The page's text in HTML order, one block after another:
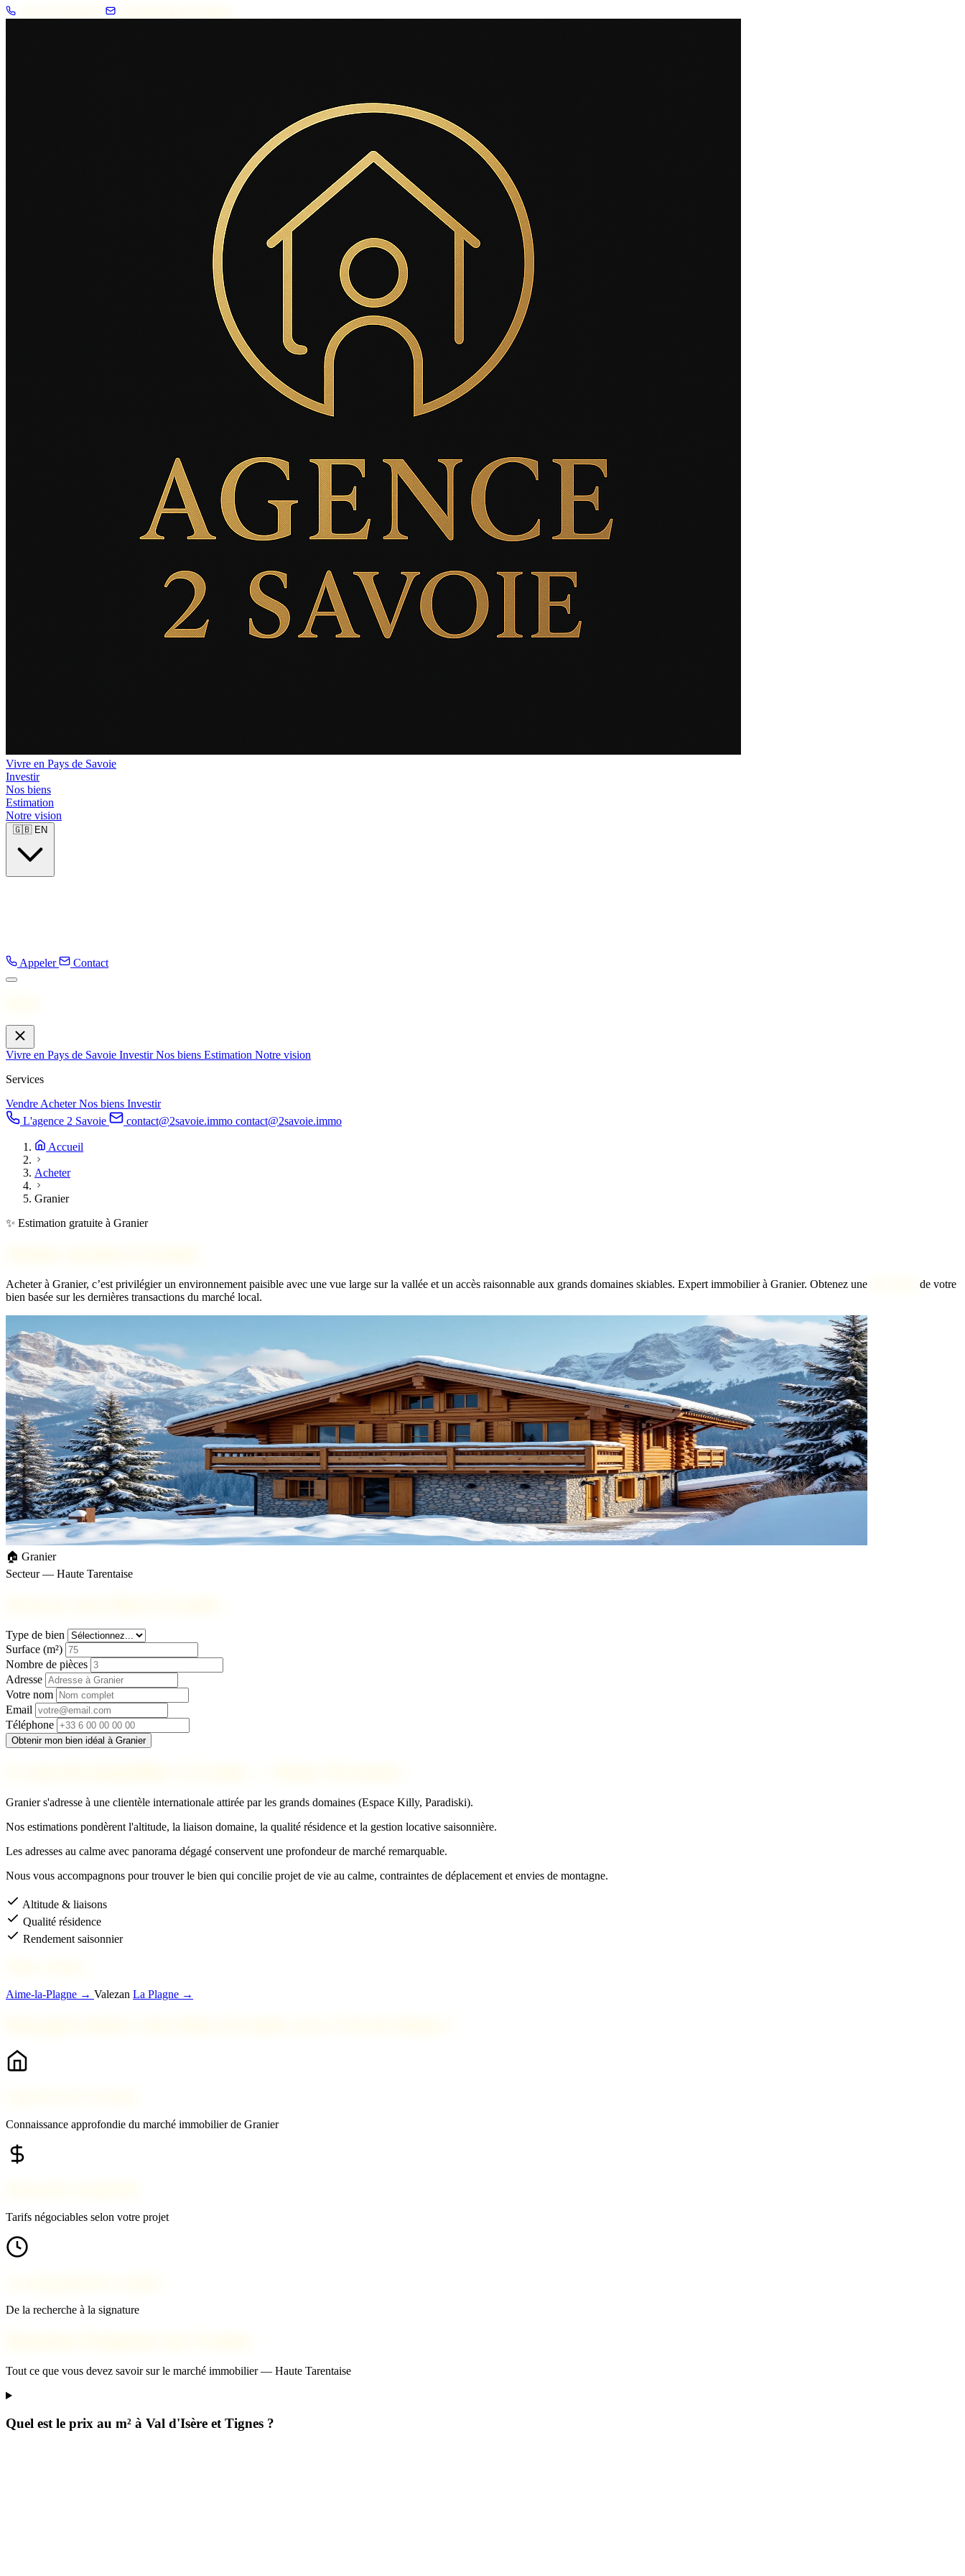
Vivre en Pays de Savoie
Investir
Nos biens
Estimation
Notre vision
🇬🇧 EN
Appeler Contact
Vivre en Pays de Savoie InvestirNos biens Estimation Notre vision
Services
VendreAcheterNos biens Investir
L'agence 2 Savoie
contact@2savoie.immo contact@2savoie.immo
Accueil
Acheter
Granier
✨ Estimation gratuite à Granier
Acheter à Granier, c’est privilégier un environnement paisible avec une vue large sur la vallée et un accès raisonnable aux grands domaines skiables. Expert immobilier à Granier. Obtenez une
de votre
bien basée sur les dernières transactions du marché local.
🏠 Granier
Secteur — Haute Tarentaise
Type de bien
Surface (m²)
Nombre de pièces
Adresse
Votre nom
Email
Téléphone
Obtenir mon bien idéal à Granier
Granier s'adresse à une clientèle internationale attirée par les grands domaines (Espace Killy, Paradiski).
Nos estimations pondèrent l'altitude, la liaison domaine, la qualité résidence et la gestion locative saisonnière.
Les adresses au calme avec panorama dégagé conservent une profondeur de marché remarquable.
Nous vous accompagnons pour trouver le bien qui concilie projet de vie au calme, contraintes de déplacement et envies de montagne.
Altitude & liaisons
Qualité résidence
Rendement saisonnier
Aime-la-Plagne → Valezan La Plagne →
Connaissance approfondie du marché immobilier de Granier
Tarifs négociables selon votre projet
De la recherche à la signature
Tout ce que vous devez savoir sur le marché immobilier — Haute Tarentaise
Quel est le prix au m² à Val d'Isère et Tignes ?